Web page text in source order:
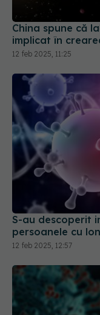
12 feb 2025, 11:25
S-au descoperit
persoanele cu
12 feb 2025, 12:57